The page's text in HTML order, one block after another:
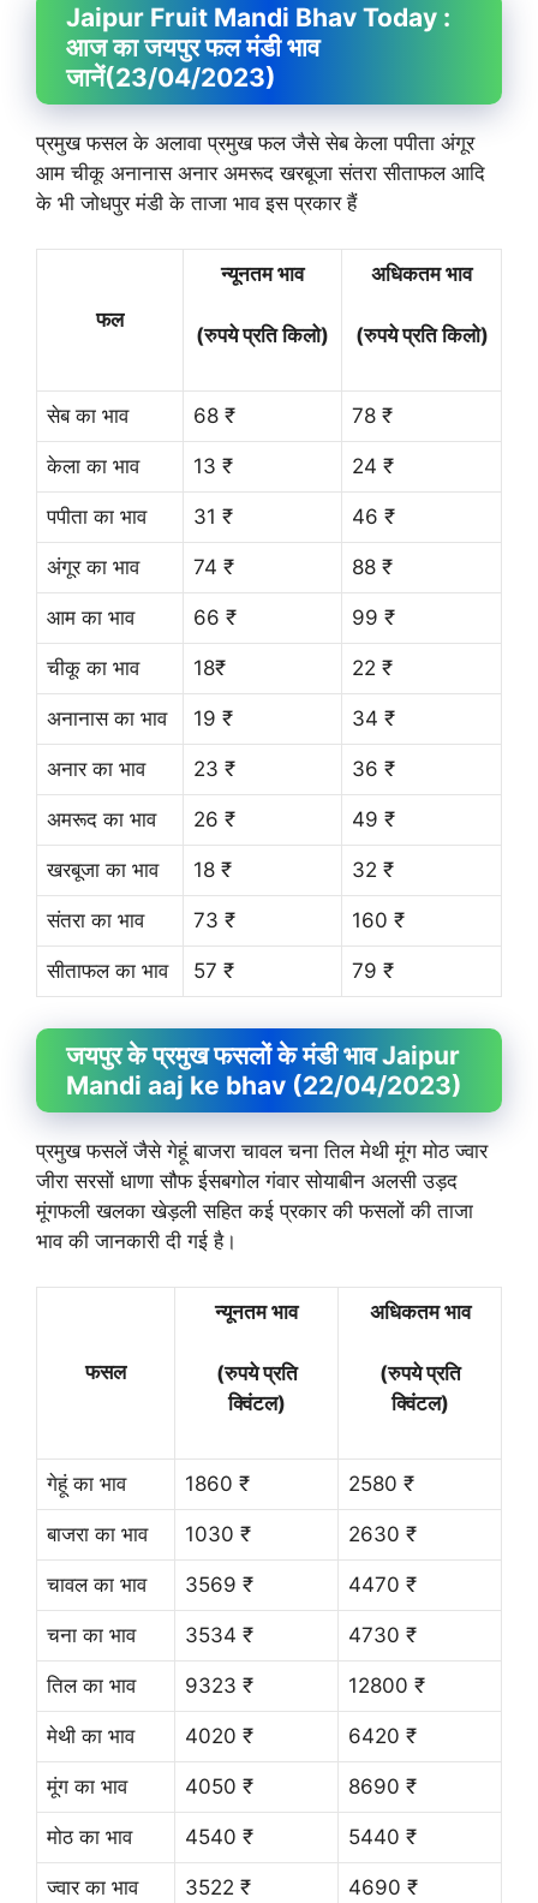
Jaipur Fruit Mandi Bhav Today :
आज का जयपुर फल मंडी भाव
जानें(23/04/2023)
प्रमुख फसल के अलावा प्रमुख फल जैसे सेब केला पपीता अंगूर
आम चीकू अनानास अनार अमरूद खरबूजा संतरा सीताफल आदि
के भी जोधपुर मंडी के ताजा भाव इस प्रकार हैं
फल
न्यूनतम भाव
(रुपये प्रति किलो)
अधिकतम भाव
(रुपये प्रति किलो)
सेब का भाव 68 ₹ 78 ₹
केला का भाव 13 ₹ 24 ₹
पपीता का भाव 31 ₹ 46 ₹
अंगूर का भाव 74 ₹ 88 ₹
आम का भाव 66 ₹ 99 ₹
चीकू का भाव 18₹ 22 ₹
अनानास का भाव 19 ₹ 34 ₹
अनार का भाव 23 ₹ 36 ₹
अमरूद का भाव 26 ₹ 49 ₹
खरबूजा का भाव 18 ₹ 32 ₹
संतरा का भाव 73 ₹ 160 ₹
सीताफल का भाव 57 ₹ 79 ₹
जयपुर के प्रमुख फसलों के मंडी भाव Jaipur
Mandi aaj ke bhav (22/04/2023)
प्रमुख फसलें जैसे गेहूं बाजरा चावल चना तिल मेथी मूंग मोठ ज्वार
जीरा सरसों धाणा सौफ ईसबगोल गंवार सोयाबीन अलसी उड़द
मूंगफली खलका खेड़ली सहित कई प्रकार की फसलों की ताजा
भाव की जानकारी दी गई है।
फसल
न्यूनतम भाव
(रुपये प्रति
क्विंटल)
अधिकतम भाव
(रुपये प्रति
क्विंटल)
गेहूं का भाव 1860 ₹ 2580 ₹
बाजरा का भाव 1030 ₹ 2630 ₹
चावल का भाव 3569 ₹ 4470 ₹
चना का भाव 3534 ₹ 4730 ₹
तिल का भाव 9323 ₹ 12800 ₹
मेथी का भाव 4020 ₹ 6420 ₹
मूंग का भाव 4050 ₹ 8690 ₹
मोठ का भाव 4540 ₹ 5440 ₹
ज्वार का भाव 3522 ₹ 4690 ₹